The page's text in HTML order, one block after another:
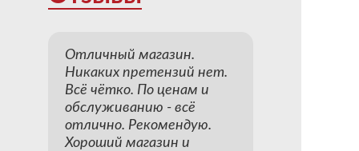
Отличный магазин.
Никаких претензий нет.
Всё чётко. По ценам и
обслуживанию - всё
отлично. Рекомендую.
Хороший магазин и